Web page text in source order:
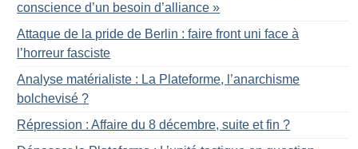
conscience d’un besoin d’alliance »
Attaque de la pride de Berlin : faire front uni face à
l’horreur fasciste
Analyse matérialiste : La Plateforme, l’anarchisme
bolchevisé ?
Répression : Affaire du 8 décembre, suite et fin ?